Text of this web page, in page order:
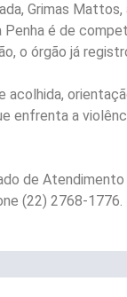
Grimas
Penha é de
o órgão já
acolhida,
enfrenta a
de
(22) 2768-1776.